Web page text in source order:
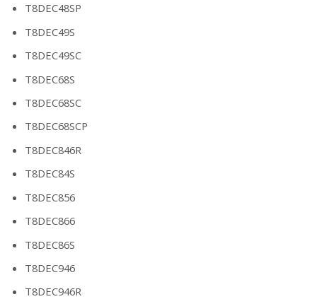
T8DEC48SP
T8DEC49S
T8DEC49SC
T8DEC68S
T8DEC68SC
T8DEC68SCP
T8DEC846R
T8DEC84S
T8DEC856
T8DEC866
T8DEC86S
T8DEC946
T8DEC946R